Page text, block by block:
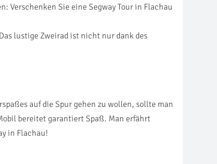
Verschenken Sie eine Segway Tour in Flachau
lustige Zweirad ist nicht nur dank des
auf die Spur gehen zu wollen, sollte man
bereitet garantiert Spaß. Man erfährt
in Flachau!